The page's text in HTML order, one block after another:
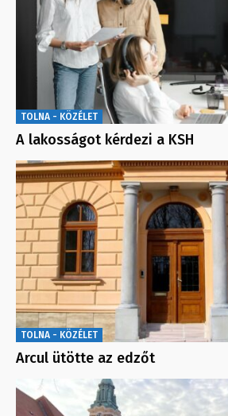
TOLNA - KÖZÉLET
A lakosságot kérdezi a KSH
TOLNA - KÖZÉLET
Arcul ütötte az edzőt